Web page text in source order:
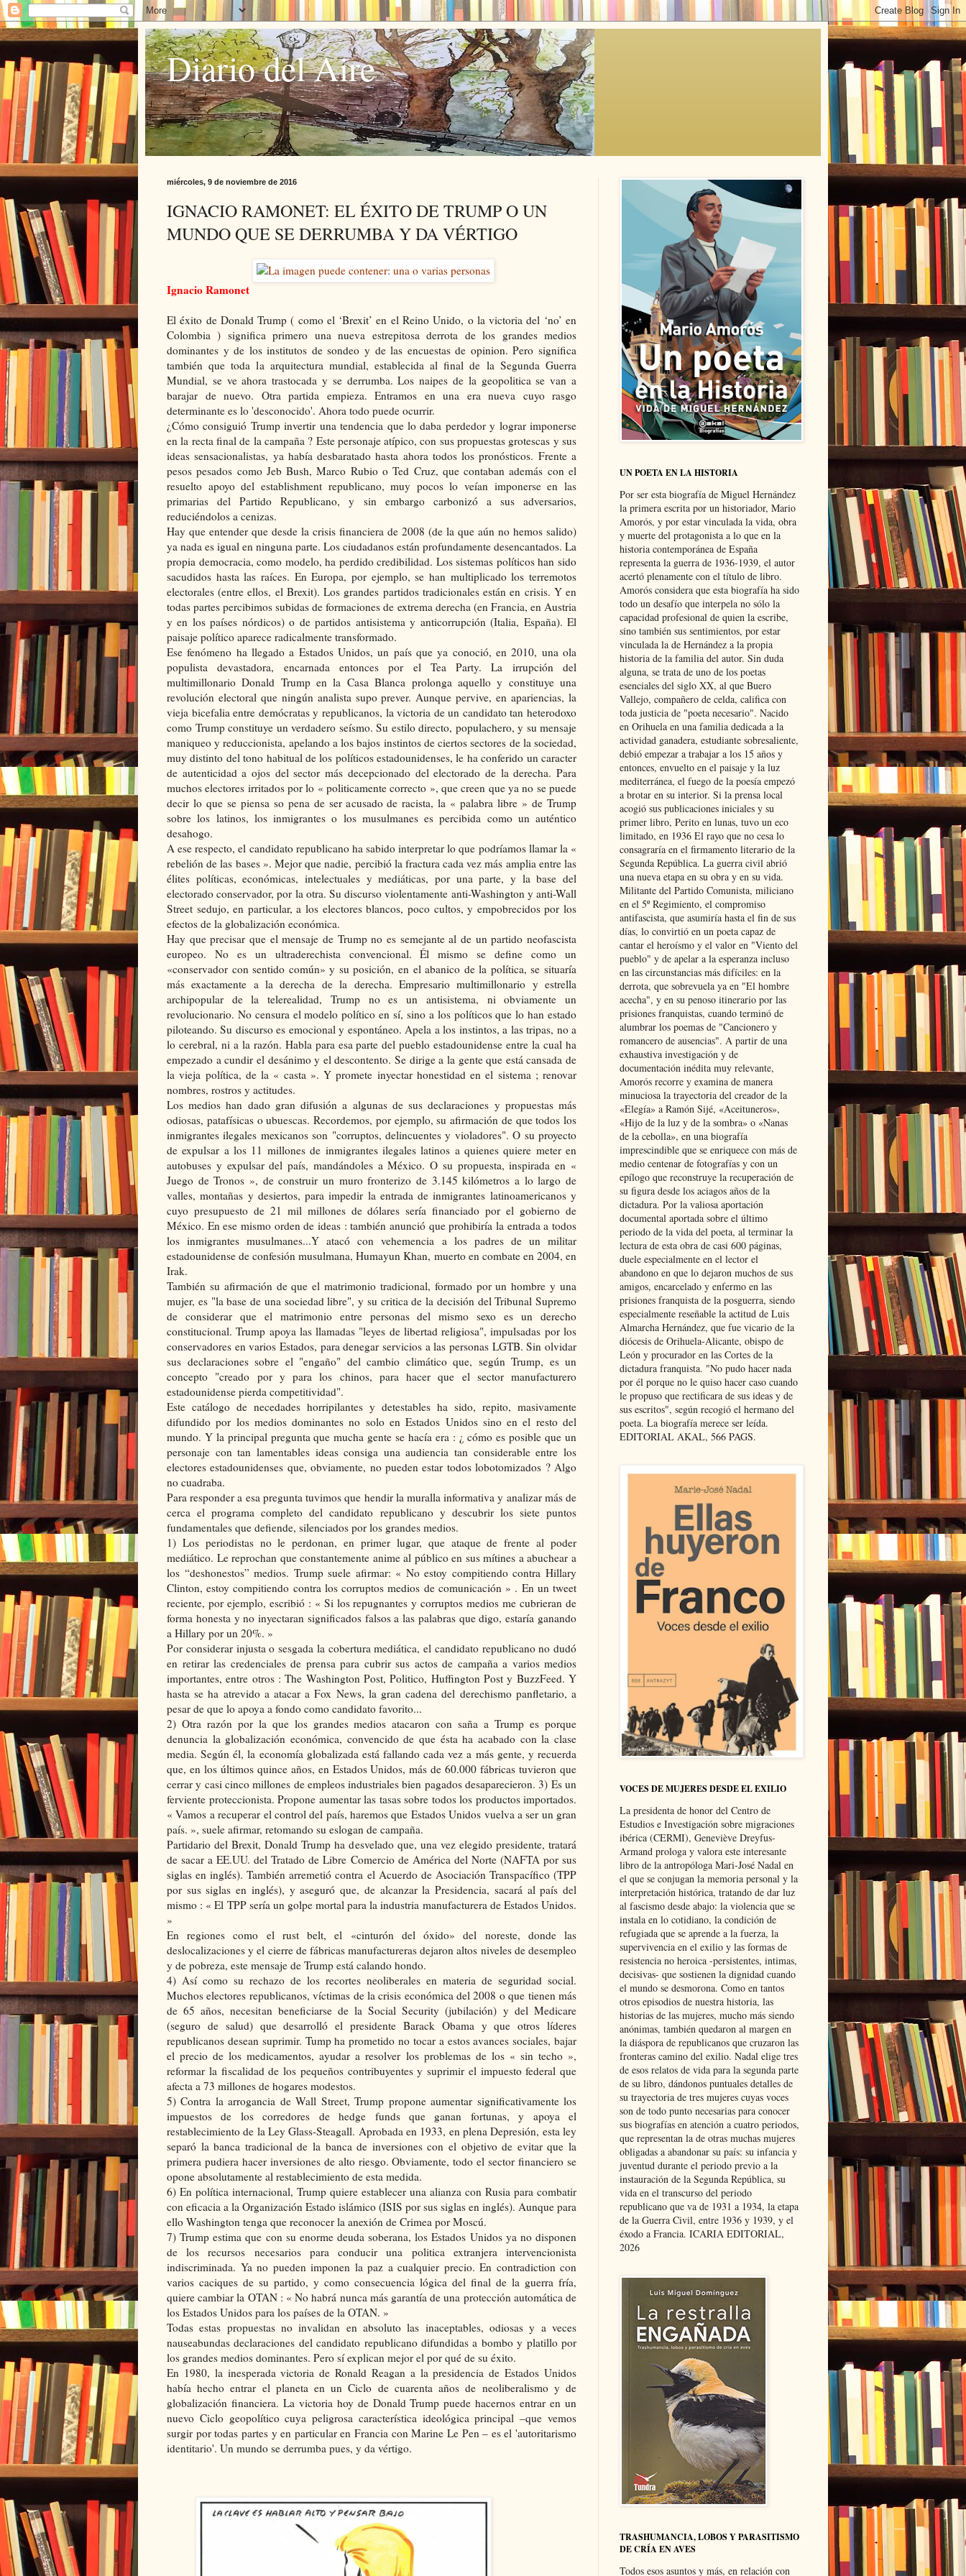
Diario del Aire
miércoles, 9 de noviembre de 2016
IGNACIO RAMONET: EL ÉXITO DE TRUMP O UN
MUNDO QUE SE DERRUMBA Y DA VÉRTIGO
Ignacio Ramonet
El éxito de Donald Trump ( como el ‘Brexit’ en el Reino Unido, o la victoria del ‘no’ en
Colombia ) significa primero una nueva estrepitosa derrota de los grandes medios
dominantes y de los institutos de sondeo y de las encuestas de opinion. Pero significa
también que toda la arquitectura mundial, establecida al final de la Segunda Guerra
Mundial, se ve ahora trastocada y se derrumba. Los naipes de la geopolitica se van a
barajar de nuevo. Otra partida empieza. Entramos en una era nueva cuyo rasgo
determinante es lo 'desconocido'. Ahora todo puede ocurrir.
¿Cómo consiguió Trump invertir una tendencia que lo daba perdedor y lograr imponerse
en la recta final de la campaña ? Este personaje atípico, con sus propuestas grotescas y sus
ideas sensacionalistas, ya había desbaratado hasta ahora todos los pronósticos. Frente a
pesos pesados como Jeb Bush, Marco Rubio o Ted Cruz, que contaban además con el
resuelto apoyo del establishment republicano, muy pocos lo veían imponerse en las
primarias del Partido Republicano, y sin embargo carbonizó a sus adversarios,
reduciéndolos a cenizas.
Hay que entender que desde la crisis financiera de 2008 (de la que aún no hemos salido)
ya nada es igual en ninguna parte. Los ciudadanos están profundamente desencantados. La
propia democracia, como modelo, ha perdido credibilidad. Los sistemas políticos han sido
sacudidos hasta las raíces. En Europa, por ejemplo, se han multiplicado los terremotos
electorales (entre ellos, el Brexit). Los grandes partidos tradicionales están en crisis. Y en
todas partes percibimos subidas de formaciones de extrema derecha (en Francia, en Austria
y en los países nórdicos) o de partidos antisistema y anticorrupción (Italia, España). El
paisaje político aparece radicalmente transformado.
Ese fenómeno ha llegado a Estados Unidos, un país que ya conoció, en 2010, una ola
populista devastadora, encarnada entonces por el Tea Party. La irrupción del
multimillonario Donald Trump en la Casa Blanca prolonga aquello y constituye una
revolución electoral que ningún analista supo prever. Aunque pervive, en apariencias, la
vieja bicefalia entre demócratas y republicanos, la victoria de un candidato tan heterodoxo
como Trump constituye un verdadero seísmo. Su estilo directo, populachero, y su mensaje
maniqueo y reduccionista, apelando a los bajos instintos de ciertos sectores de la sociedad,
muy distinto del tono habitual de los políticos estadounidenses, le ha conferido un caracter
de autenticidad a ojos del sector más decepcionado del electorado de la derecha. Para
muchos electores irritados por lo « politicamente correcto », que creen que ya no se puede
decir lo que se piensa so pena de ser acusado de racista, la « palabra libre » de Trump
sobre los latinos, los inmigrantes o los musulmanes es percibida como un auténtico
desahogo.
A ese respecto, el candidato republicano ha sabido interpretar lo que podríamos llamar la «
rebelión de las bases ». Mejor que nadie, percibió la fractura cada vez más amplia entre las
élites políticas, económicas, intelectuales y mediáticas, por una parte, y la base del
electorado conservador, por la otra. Su discurso violentamente anti-Washington y anti-Wall
Street sedujo, en particular, a los electores blancos, poco cultos, y empobrecidos por los
efectos de la globalización económica.
Hay que precisar que el mensaje de Trump no es semejante al de un partido neofascista
europeo. No es un ultraderechista convencional. Él mismo se define como un
«conservador con sentido común» y su posición, en el abanico de la política, se situaría
más exactamente a la derecha de la derecha. Empresario multimillonario y estrella
archipopular de la telerealidad, Trump no es un antisistema, ni obviamente un
revolucionario. No censura el modelo político en sí, sino a los políticos que lo han estado
piloteando. Su discurso es emocional y espontáneo. Apela a los instintos, a las tripas, no a
lo cerebral, ni a la razón. Habla para esa parte del pueblo estadounidense entre la cual ha
empezado a cundir el desánimo y el descontento. Se dirige a la gente que está cansada de
la vieja política, de la « casta ». Y promete inyectar honestidad en el sistema ; renovar
nombres, rostros y actitudes.
Los medios han dado gran difusión a algunas de sus declaraciones y propuestas más
odiosas, patafísicas o ubuescas. Recordemos, por ejemplo, su afirmación de que todos los
inmigrantes ilegales mexicanos son "corruptos, delincuentes y violadores". O su proyecto
de expulsar a los 11 millones de inmigrantes ilegales latinos a quienes quiere meter en
autobuses y expulsar del país, mandándoles a México. O su propuesta, inspirada en «
Juego de Tronos », de construir un muro fronterizo de 3.145 kilómetros a lo largo de
valles, montañas y desiertos, para impedir la entrada de inmigrantes latinoamericanos y
cuyo presupuesto de 21 mil millones de dólares sería financiado por el gobierno de
México. En ese mismo orden de ideas : también anunció que prohibiría la entrada a todos
los inmigrantes musulmanes...Y atacó con vehemencia a los padres de un militar
estadounidense de confesión musulmana, Humayun Khan, muerto en combate en 2004, en
Irak.
También su afirmación de que el matrimonio tradicional, formado por un hombre y una
mujer, es "la base de una sociedad libre", y su critica de la decisión del Tribunal Supremo
de considerar que el matrimonio entre personas del mismo sexo es un derecho
constitucional. Trump apoya las llamadas "leyes de libertad religiosa", impulsadas por los
conservadores en varios Estados, para denegar servicios a las personas LGTB. Sin olvidar
sus declaraciones sobre el "engaño" del cambio climático que, según Trump, es un
concepto "creado por y para los chinos, para hacer que el sector manufacturero
estadounidense pierda competitividad".
Este catálogo de necedades horripilantes y detestables ha sido, repito, masivamente
difundido por los medios dominantes no solo en Estados Unidos sino en el resto del
mundo. Y la principal pregunta que mucha gente se hacía era : ¿ cómo es posible que un
personaje con tan lamentables ideas consiga una audiencia tan considerable entre los
electores estadounidenses que, obviamente, no pueden estar todos lobotomizados ? Algo
no cuadraba.
Para responder a esa pregunta tuvimos que hendir la muralla informativa y analizar más de
cerca el programa completo del candidato republicano y descubrir los siete puntos
fundamentales que defiende, silenciados por los grandes medios.
1) Los periodistas no le perdonan, en primer lugar, que ataque de frente al poder
mediático. Le reprochan que constantemente anime al público en sus mítines a abuchear a
los “deshonestos” medios. Trump suele afirmar: « No estoy compitiendo contra Hillary
Clinton, estoy compitiendo contra los corruptos medios de comunicación » . En un tweet
reciente, por ejemplo, escribió : « Si los repugnantes y corruptos medios me cubrieran de
forma honesta y no inyectaran significados falsos a las palabras que digo, estaría ganando
a Hillary por un 20%. »
Por considerar injusta o sesgada la cobertura mediática, el candidato republicano no dudó
en retirar las credenciales de prensa para cubrir sus actos de campaña a varios medios
importantes, entre otros : The Washington Post, Politico, Huffington Post y BuzzFeed. Y
hasta se ha atrevido a atacar a Fox News, la gran cadena del derechismo panfletario, a
pesar de que lo apoya a fondo como candidato favorito...
2) Otra razón por la que los grandes medios atacaron con saña a Trump es porque
denuncia la globalización económica, convencido de que ésta ha acabado con la clase
media. Según él, la economía globalizada está fallando cada vez a más gente, y recuerda
que, en los últimos quince años, en Estados Unidos, más de 60.000 fábricas tuvieron que
cerrar y casi cinco millones de empleos industriales bien pagados desaparecieron. 3) Es un
ferviente proteccionista. Propone aumentar las tasas sobre todos los productos importados.
« Vamos a recuperar el control del país, haremos que Estados Unidos vuelva a ser un gran
país. », suele afirmar, retomando su eslogan de campaña.
Partidario del Brexit, Donald Trump ha desvelado que, una vez elegido presidente, tratará
de sacar a EE.UU. del Tratado de Libre Comercio de América del Norte (NAFTA por sus
siglas en inglés). También arremetió contra el Acuerdo de Asociación Transpacífico (TPP
por sus siglas en inglés), y aseguró que, de alcanzar la Presidencia, sacará al país del
mismo : « El TPP sería un golpe mortal para la industria manufacturera de Estados Unidos.
»
En regiones como el rust belt, el «cinturón del óxido» del noreste, donde las
deslocalizaciones y el cierre de fábricas manufactureras dejaron altos niveles de desempleo
y de pobreza, este mensaje de Trump está calando hondo.
4) Así como su rechazo de los recortes neoliberales en materia de seguridad social.
Muchos electores republicanos, víctimas de la crisis económica del 2008 o que tienen más
de 65 años, necesitan beneficiarse de la Social Security (jubilación) y del Medicare
(seguro de salud) que desarrolló el presidente Barack Obama y que otros líderes
republicanos desean suprimir. Tump ha prometido no tocar a estos avances sociales, bajar
el precio de los medicamentos, ayudar a resolver los problemas de los « sin techo »,
reformar la fiscalidad de los pequeños contribuyentes y suprimir el impuesto federal que
afecta a 73 millones de hogares modestos.
5) Contra la arrogancia de Wall Street, Trump propone aumentar significativamente los
impuestos de los corredores de hedge funds que ganan fortunas, y apoya el
restablecimiento de la Ley Glass-Steagall. Aprobada en 1933, en plena Depresión, esta ley
separó la banca tradicional de la banca de inversiones con el objetivo de evitar que la
primera pudiera hacer inversiones de alto riesgo. Obviamente, todo el sector financiero se
opone absolutamente al restablecimiento de esta medida.
6) En política internacional, Trump quiere establecer una alianza con Rusia para combatir
con eficacia a la Organización Estado islámico (ISIS por sus siglas en inglés). Aunque para
ello Washington tenga que reconocer la anexión de Crimea por Moscú.
7) Trump estima que con su enorme deuda soberana, los Estados Unidos ya no disponen
de los recursos necesarios para conducir una politica extranjera intervencionista
indiscriminada. Ya no pueden imponen la paz a cualquier precio. En contradiction con
varios caciques de su partido, y como consecuencia lógica del final de la guerra fría,
quiere cambiar la OTAN : « No habrá nunca más garantía de una protección automática de
los Estados Unidos para los países de la OTAN. »
Todas estas propuestas no invalidan en absoluto las inaceptables, odiosas y a veces
nauseabundas declaraciones del candidato republicano difundidas a bombo y platillo por
los grandes medios dominantes. Pero sí explican mejor el por qué de su éxito.
En 1980, la inesperada victoria de Ronald Reagan a la presidencia de Estados Unidos
había hecho entrar el planeta en un Ciclo de cuarenta años de neoliberalismo y de
globalización financiera. La victoria hoy de Donald Trump puede hacernos entrar en un
nuevo Ciclo geopolítico cuya peligrosa característica ideológica principal –que vemos
surgir por todas partes y en particular en Francia con Marine Le Pen – es el 'autoritarismo
identitario'. Un mundo se derrumba pues, y da vértigo.
UN POETA EN LA HISTORIA
Por ser esta biografía de Miguel Hernández
la primera escrita por un historiador, Mario
Amorós, y por estar vinculada la vida, obra
y muerte del protagonista a lo que en la
historia contemporánea de España
representa la guerra de 1936-1939, el autor
acertó plenamente con el título de libro.
Amorós considera que esta biografía ha sido
todo un desafío que interpela no sólo la
capacidad profesional de quien la escribe,
sino también sus sentimientos, por estar
vinculada la de Hernández a la propia
historia de la familia del autor. Sin duda
alguna, se trata de uno de los poetas
esenciales del siglo XX, al que Buero
Vallejo, compañero de celda, califica con
toda justicia de "poeta necesario". Nacido
en Orihuela en una familia dedicada a la
actividad ganadera, estudiante sobresaliente,
debió empezar a trabajar a los 15 años y
entonces, envuelto en el paisaje y la luz
mediterránea, el fuego de la poesía empezó
a brotar en su interior. Si la prensa local
acogió sus publicaciones iniciales y su
primer libro, Perito en lunas, tuvo un eco
limitado, en 1936 El rayo que no cesa lo
consagraría en el firmamento literario de la
Segunda República. La guerra civil abrió
una nueva etapa en su obra y en su vida.
Militante del Partido Comunista, miliciano
en el 5º Regimiento, el compromiso
antifascista, que asumiría hasta el fin de sus
días, lo convirtió en un poeta capaz de
cantar el heroísmo y el valor en "Viento del
pueblo" y de apelar a la esperanza incluso
en las circunstancias más difíciles: en la
derrota, que sobrevuela ya en "El hombre
acecha", y en su penoso itinerario por las
prisiones franquistas, cuando terminó de
alumbrar los poemas de "Cancionero y
romancero de ausencias". A partir de una
exhaustiva investigación y de
documentación inédita muy relevante,
Amorós recorre y examina de manera
minuciosa la trayectoria del creador de la
«Elegía» a Ramón Sijé, «Aceituneros»,
«Hijo de la luz y de la sombra» o «Nanas
de la cebolla», en una biografía
imprescindible que se enriquece con más de
medio centenar de fotografías y con un
epílogo que reconstruye la recuperación de
su figura desde los aciagos años de la
dictadura. Por la valiosa aportación
documental aportada sobre el último
periodo de la vida del poeta, al terminar la
lectura de esta obra de casi 600 páginas,
duele especialmente en el lector el
abandono en que lo dejaron muchos de sus
amigos, encarcelado y enfermo en las
prisiones franquista de la posguerra, siendo
especialmente reseñable la actitud de Luis
Almarcha Hernández, que fue vicario de la
diócesis de Orihuela-Alicante, obispo de
León y procurador en las Cortes de la
dictadura franquista. "No pudo hacer nada
por él porque no le quiso hacer caso cuando
le propuso que rectificara de sus ideas y de
sus escritos", según recogió el hermano del
poeta. La biografía merece ser leída.
EDITORIAL AKAL, 566 PAGS.
VOCES DE MUJERES DESDE EL EXILIO
La presidenta de honor del Centro de
Estudios e Investigación sobre migraciones
ibérica (CERMI), Geneviève Dreyfus-
Armand prologa y valora este interesante
libro de la antropóloga Mari-José Nadal en
el que se conjugan la memoria personal y la
interpretación histórica, tratando de dar luz
al fascismo desde abajo: la violencia que se
instala en lo cotidiano, la condición de
refugiada que se aprende a la fuerza, la
supervivencia en el exilio y las formas de
resistencia no heroica -persistentes, intimas,
decisivas- que sostienen la dignidad cuando
el mundo se desmorona. Como en tantos
otros episodios de nuestra historia, las
historias de las mujeres, mucho más siendo
anónimas, también quedaron al margen en
la diáspora de republicanos que cruzaron las
fronteras camino del exilio. Nadal elige tres
de esos relatos de vida para la segunda parte
de su libro, dándonos puntuales detalles de
su trayectoria de tres mujeres cuyas voces
son de todo punto necesarias para conocer
sus biografías en atención a cuatro periodos,
que representan la de otras muchas mujeres
obligadas a abandonar su país: su infancia y
juventud durante el periodo previo a la
instauración de la Segunda República, su
vida en el transcurso del periodo
republicano que va de 1931 a 1934, la etapa
de la Guerra Civil, entre 1936 y 1939, y el
éxodo a Francia. ICARIA EDITORIAL,
2026
TRASHUMANCIA, LOBOS Y PARASITISMO
DE CRÍA EN AVES
Todos esos asuntos y más, en relación con